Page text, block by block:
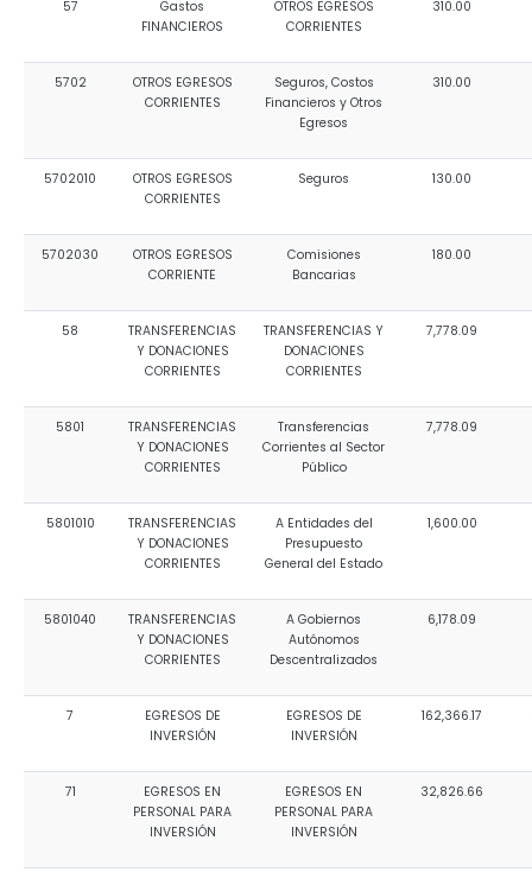
57
Gastos
FINANCIEROS
OTROS EGRESOS
CORRIENTES
310.00
5702
OTROS EGRESOS
CORRIENTES
Seguros, Costos
Financieros y Otros
Egresos
310.00
5702010
OTROS EGRESOS
CORRIENTES
Seguros 130.00
5702030
OTROS EGRESOS
CORRIENTE
Comisiones
Bancarias
180.00
58
TRANSFERENCIAS
Y DONACIONES
CORRIENTES
TRANSFERENCIAS Y
DONACIONES
CORRIENTES
7,778.09
5801
TRANSFERENCIAS
Y DONACIONES
CORRIENTES
Transferencias
Corrientes al Sector
Público
7,778.09
5801010
TRANSFERENCIAS
Y DONACIONES
CORRIENTES
A Entidades del
Presupuesto
General del Estado
1,600.00
5801040
TRANSFERENCIAS
Y DONACIONES
CORRIENTES
A Gobiernos
Autónomos
Descentralizados
6,178.09
7
EGRESOS DE
INVERSIÓN
EGRESOS DE
INVERSIÓN
162,366.17
71
EGRESOS EN
PERSONAL PARA
INVERSIÓN
EGRESOS EN
PERSONAL PARA
INVERSIÓN
32,826.66